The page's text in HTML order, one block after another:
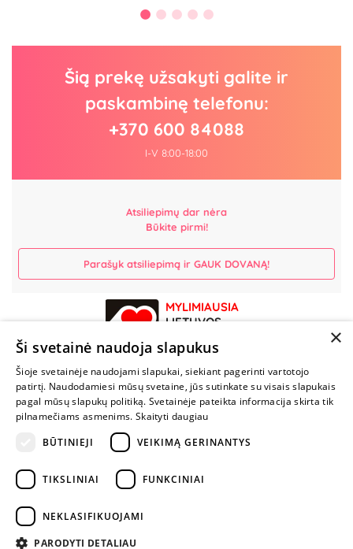
Šią prekę užsakyti galite ir
paskambinę telefonu:
+370 600 84088
I-V 8:00-18:00
Atsiliepimų dar nėra
Būkite pirmi!
Parašyk atsiliepimą ir GAUK DOVANĄ!
MYLIMIAUSIA
LIETUVOS
PARDUOTUVĖ
NENUSTOK
ŽAISTI
+370 600 84088
info@fantazijos.lt
P. Lukšio g. 2, Vilnius ("Sigma" teritorija)
facebook.com/Fantazijos.lt
×
Ši svetainė naudoja slapukus
Šioje svetainėje naudojami slapukai, siekiant pagerinti vartotojo
patirtį. Naudodamiesi mūsų svetaine, jūs sutinkate su visais slapukais
pagal mūsų slapukų politiką. Svetainėje pateikta informacija skirta tik
pilnamečiams asmenims. Skaityti daugiau
BŪTINIEJI
VEIKIMĄ GERINANTYS
TIKSLINIAI FUNKCINIAI
NEKLASIFIKUOJAMI
PARODYTI DETALIAU